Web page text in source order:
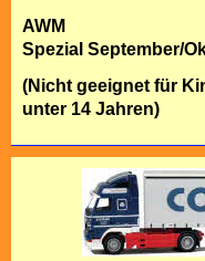
AWM
Spezial September/
(Nicht geeignet für
unter 14 Jahren)